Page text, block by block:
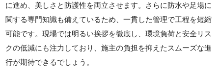
に進め、美しさと防護性を両立させます。さらに防水や足場に
関する専門知識も備えているため、一貫した管理で工程を短縮
可能です。現場では明るい挨拶を徹底し、環境負荷と安全リス
クの低減にも注力しており、施主の負担を抑えたスムーズな進
行が期待できるでしょう。